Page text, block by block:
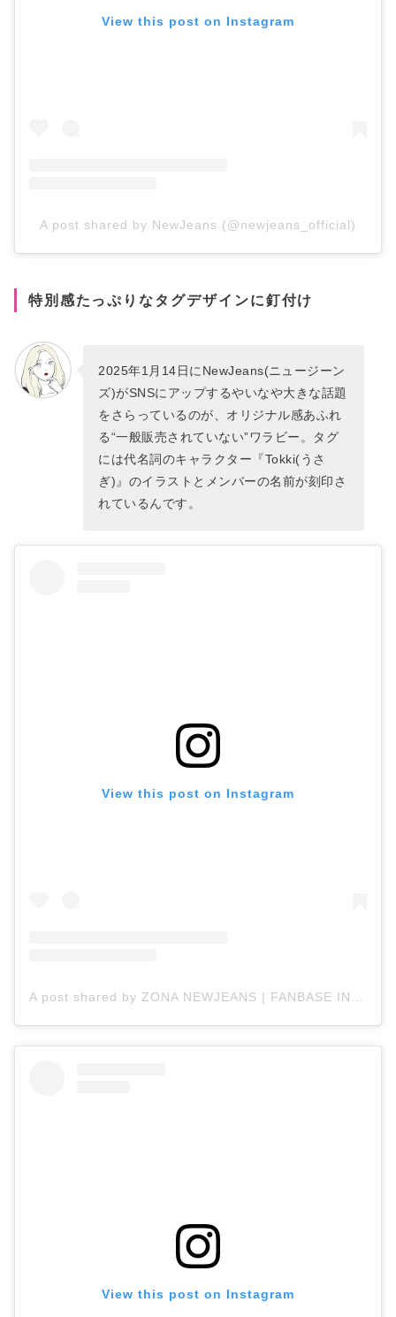
View this post on Instagram
A post shared by NewJeans (@newjeans_official)
特別感たっぷりなタグデザインに釘付け
2025年1月14日にNewJeans(ニュージーン
ズ)がSNSにアップするやいなや大きな話題
をさらっているのが、オリジナル感あふれ
る“一般販売されていない”ワラビー。タグ
には代名詞のキャラクター『Tokki(うさ
ぎ)』のイラストとメンバーの名前が刻印さ
れているんです。
View this post on Instagram
View this post on Instagram